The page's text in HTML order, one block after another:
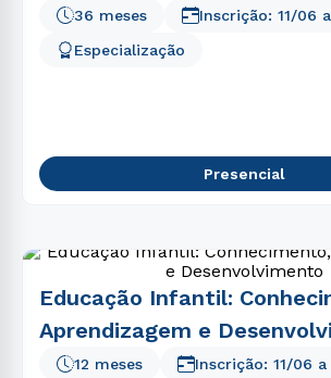
36 meses
Especialização
Inscrição: 11/06 a
Presencial
Educação Infantil:
Aprendizagem e
12 meses
Inscrição: 11/06 a